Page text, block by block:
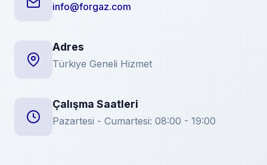
info@forgaz.com
Adres
Türkiye Geneli Hizmet
Çalışma Saatleri
Pazartesi - Cumartesi: 08:00 - 19:00